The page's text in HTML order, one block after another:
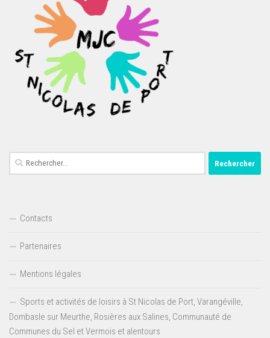
Rechercher :
Contacts
Partenaires
Mentions légales
Sports et activités de loisirs à St Nicolas de Port, Varangéville,
Dombasle sur Meurthe, Rosières aux Salines, Communauté de
Communes du Sel et Vermois et alentours